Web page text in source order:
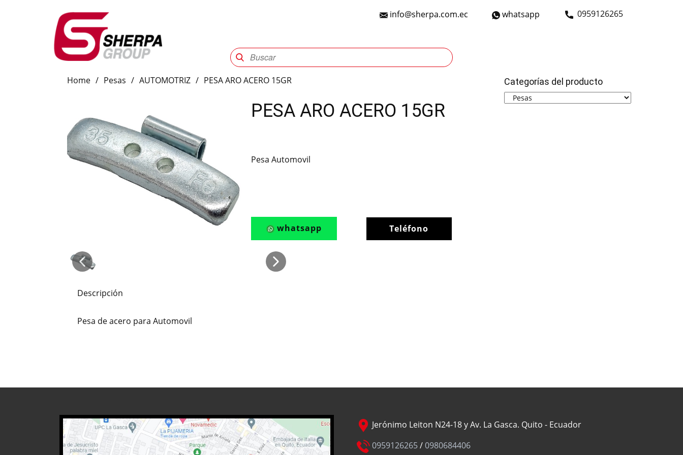
​0959126265
info@sherpa.com.ec
whatsapp
Home / Pesas / AUTOMOTRIZ / PESA ARO ACERO 15GR
PESA ARO ACERO 15GR
Pesa Automovil
whatsapp Teléfono
Descripción
Pesa de acero para Automovil
Categorías del producto
Jerónimo Leiton N24-18 y Av. La Gasca. Quito - Ecuador
0959126265/0980684406